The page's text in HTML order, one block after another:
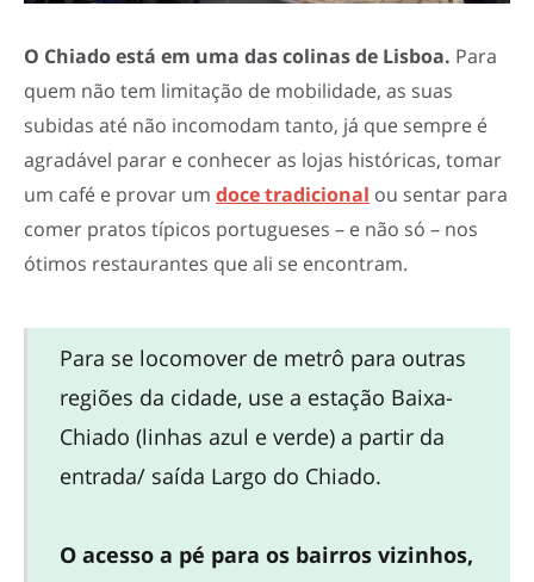
O Chiado está em uma das colinas de Lisboa. Para
quem não tem limitação de mobilidade, as suas
subidas até não incomodam tanto, já que sempre é
agradável parar e conhecer as lojas históricas, tomar
um café e provar um doce tradicional ou sentar para
comer pratos típicos portugueses – e não só – nos
ótimos restaurantes que ali se encontram.
Para se locomover de metrô para outras
regiões da cidade, use a estação Baixa-
Chiado (linhas azul e verde) a partir da
entrada/ saída Largo do Chiado.
O acesso a pé para os bairros vizinhos,